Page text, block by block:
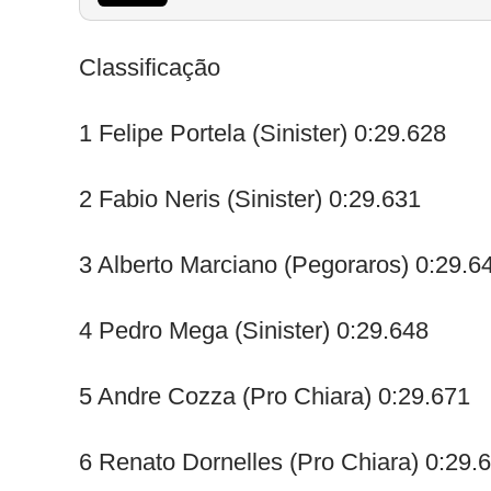
Classificação
1 Felipe Portela (Sinister) 0:29.628
2 Fabio Neris (Sinister) 0:29.631
3 Alberto Marciano (Pegoraros)
4 Pedro Mega (Sinister) 0:29.648
5 Andre Cozza (Pro Chiara) 0:29.671
6 Renato Dornelles (Pro Chiara)